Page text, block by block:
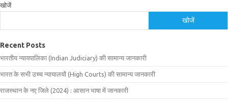
खोजें
खोजें
Recent Posts
भारतीय न्यायपालिका (Indian Judiciary) की सामान्य जानकारी
भारत के सभी उच्च न्यायालयों (High Courts) की सामान्य जानकारी
राजस्थान के नए जिले (2024) : आसान भाषा में जानकारी